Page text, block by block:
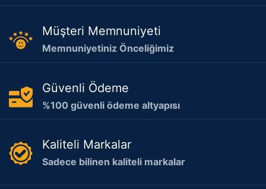
Müşteri Memnuniyeti
Memnuniyetiniz Önceliğimiz
Güvenli Ödeme
%100 güvenli ödeme altyapısı
Kaliteli Markalar
Sadece bilinen kaliteli markalar